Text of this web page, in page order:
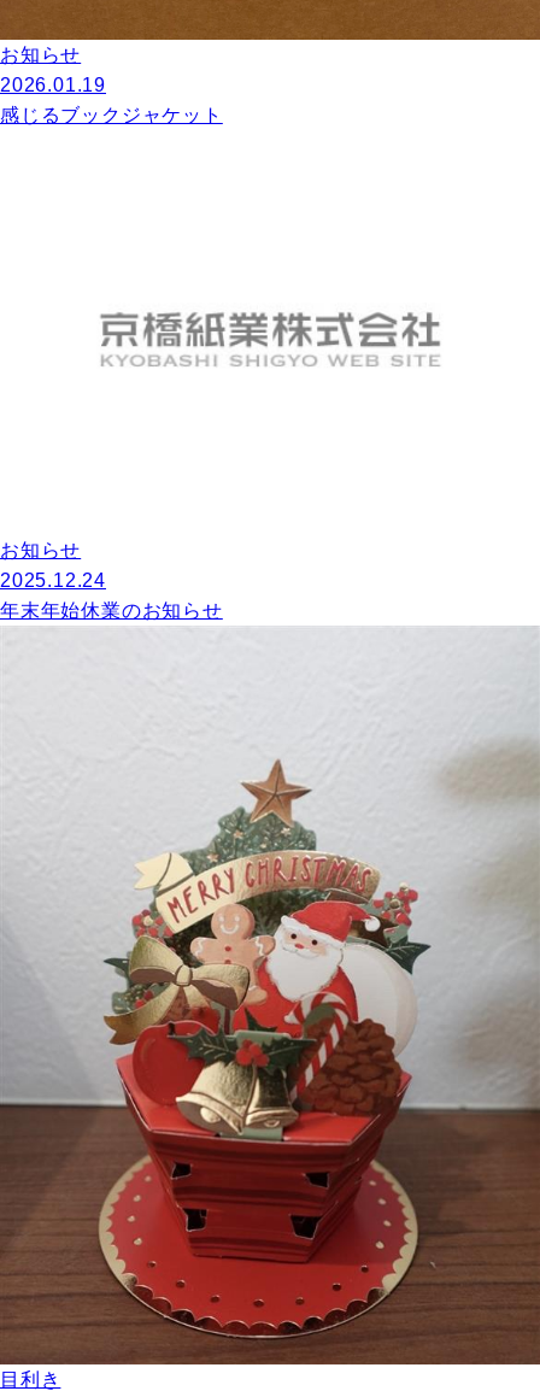
お知らせ
2026.01.19
感じるブックジャケット
お知らせ
2025.12.24
年末年始休業のお知らせ
目利き